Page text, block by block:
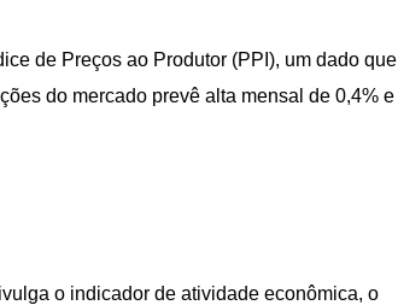
de Preços ao Produtor (PPI), um dado que
do mercado prevê alta mensal de 0,4% e
o indicador de atividade econômica, o